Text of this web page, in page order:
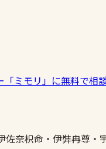
「ミモリ」に無料で相
奈枳命・伊弉冉尊・